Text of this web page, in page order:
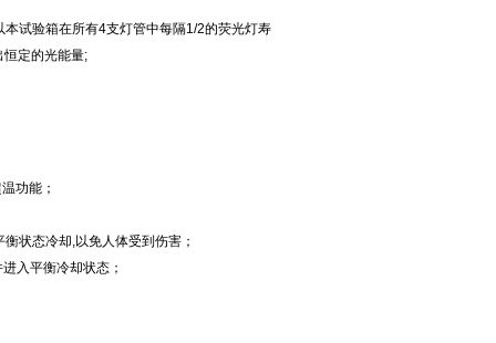
试验箱在所有4支灯管中每隔1/2的荧光灯寿
定的光能量;
功能；
状态冷却,以免人体受到伤害；
入平衡冷却状态；